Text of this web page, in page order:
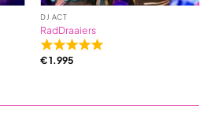
DJ ACT
RadDraaiers
Rated
5,0
€1.995